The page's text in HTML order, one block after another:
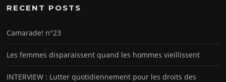
RECENT POSTS
Camarade! n°23
Les femmes disparaissent quand les hommes vieillissent
INTERVIEW : Lutter quotidiennement pour les droits des